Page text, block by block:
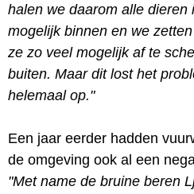
halen we daarom alle dieren
mogelijk binnen en we
ze zo veel mogelijk af te
buiten. Maar dit lost het
helemaal op."
Een jaar eerder hadden
de omgeving ook al een
"Met name de bruine beren